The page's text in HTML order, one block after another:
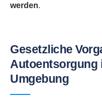
werden.
Gesetzliche
Autoentsorgung
Umgebung